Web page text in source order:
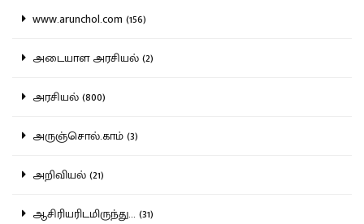
www.arunchol.com (156)
அடையாள அரசியல் (2)
அரசியல் (800)
அருஞ்சொல்.காம் (3)
அறிவியல் (21)
ஆசிரியரிடமிருந்து... (31)